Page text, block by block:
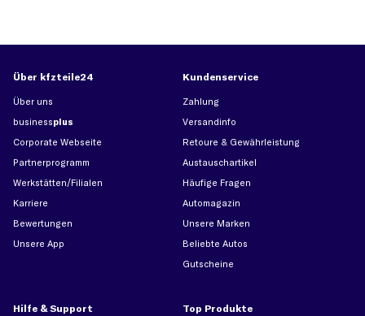
Über kfzteile24
Über uns
businessplus
Corporate Webseite
Partnerprogramm
Werkstätten/Filialen
Karriere
Bewertungen
Unsere App
Kundenservice
Zahlung
Versandinfo
Retoure & Gewährleistung
Austauschartikel
Häufige Fragen
Automagazin
Unsere Marken
Beliebte Autos
Gutscheine
Hilfe & Support Top Produkte